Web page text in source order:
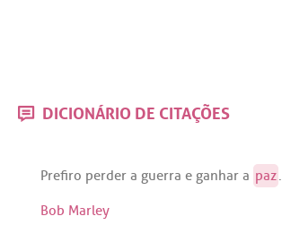
DICIONÁRIO DE CITAÇÕES
Prefiro perder a guerra e ganhar a paz.
Bob Marley